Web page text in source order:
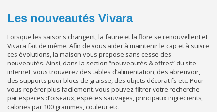
Les nouveautés Vivara
Lorsque les saisons changent, la faune et la flore se renouvellent et
Vivara fait de même. Afin de vous aider à maintenir le cap et à suivre
ces évolutions, la maison vous propose sans cesse des
nouveautés. Ainsi, dans la section “nouveautés & offres” du site
internet, vous trouverez des tables d’alimentation, des abreuvoir,
des supports pour blocs de graisse, des objets décoratifs etc. Pour
vous repérer plus facilement, vous pouvez filtrer votre recherche
par espèces d’oiseaux, espèces sauvages, principaux ingrédients,
calories par 100 grammes, couleur etc.